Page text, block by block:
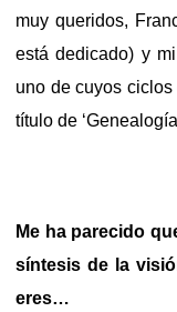
muy queridos,
está dedicado) y
uno de cuyos ciclos
título de
Me ha parecido
síntesis de la
eres…